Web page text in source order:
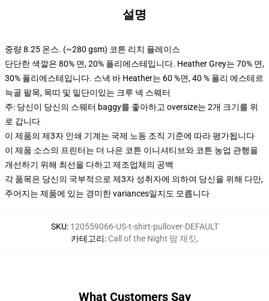
설명
중량 8.25 온스. (~280 gsm) 코튼 리치 플레이스
단단한 색깔은 80% 면, 20% 폴리에스테입니다. Heather Grey는 70% 면,
30% 폴리에스테입니다. 스낵 바 Heather는 60 %면, 40 % 폴리 에스테르
늑골 팔목, 목띠 및 밑단이있는 크루 넥 스웨터
주: 당신이 당신의 스웨터 baggy를 좋아하고 oversize는 2개 크기를 위
로 갑니다
이 제품의 제3자 인쇄 기계는 국제 노동 조직 기준에 따라 평가됩니다
이 제품 소스의 프린터는 더 나은 코튼 이니셔티브와 코튼 농업 관행을
개선하기 위해 최선을 다하고 제조업체의 공백
각 품목은 당신의 국부적으로 제3자 성취자에 의하여 당신을 위해 다만,
주어지는 제품에 있는 경미한 variances일지도 모릅니다
SKU: 120559066-US-t-shirt-pullover-DEFAULT
카테고리: Call of the Night 땀 재킷,
What Customers Say